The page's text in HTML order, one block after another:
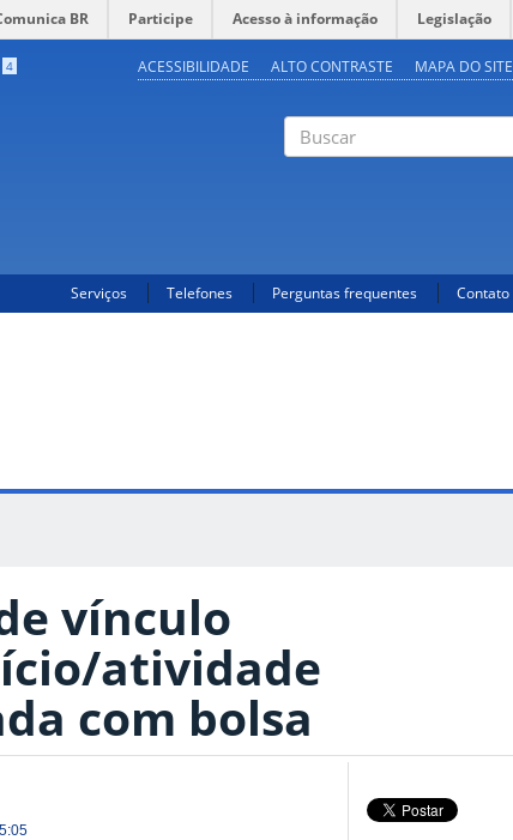
BR Participe Acesso à informação Legislação
4 ACESSIBILIDADE ALTO CONTRASTE MAPA DO SITE
Serviços Telefones Perguntas frequentes Contato
vínculo
atividade
com bolsa